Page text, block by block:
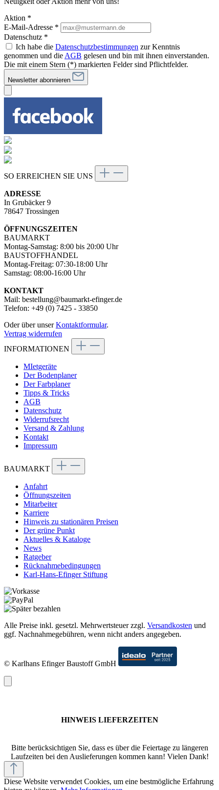
Aktion *
E-Mail-Adresse *
Datenschutz *
Ich habe die Datenschutzbestimmungen zur Kenntnis
genommen und die AGB gelesen und bin mit ihnen einverstanden.
Die mit einem Stern (*) markierten Felder sind Pflichtfelder.
Newsletter abonnieren
SO ERREICHEN SIE UNS
ADRESSE
In Grubäcker 9
78647 Trossingen
ÖFFNUNGSZEITEN
BAUMARKT
Montag-Samstag: 8:00 bis 20:00 Uhr
BAUSTOFFHANDEL
Montag-Freitag: 07:30-18:00 Uhr
Samstag: 08:00-16:00 Uhr
KONTAKT
Mail: bestellung@baumarkt-efinger.de
Telefon: +49 (0) 7425 - 33850
Oder über unserKontaktformular.
Vertrag widerrufen
INFORMATIONEN
MIetgeräte
Der Bodenplaner
Der Farbplaner
Tipps & Tricks
AGB
Datenschutz
Widerrufsrecht
Versand & Zahlung
Kontakt
Impressum
BAUMARKT
Anfahrt
Öffnungszeiten
Mitarbeiter
Karriere
Hinweis zu stationären Preisen
Der grüne Punkt
Aktuelles & Kataloge
News
Ratgeber
Rücknahmebedingungen
Karl-Hans-Efinger Stiftung
Alle Preise inkl. gesetzl. Mehrwertsteuer zzgl. Versandkosten und
ggf. Nachnahmegebühren, wenn nicht anders angegeben.
© Karlhans Efinger Baustoff GmbH
HINWEIS LIEFERZEITEN
Bitte berücksichtigen Sie, dass es über die Feiertage zu längeren
Laufzeiten bei den Auslieferungen kommen kann! Vielen Dank!
Diese Website verwendet Cookies, um eine bestmögliche Erfahrung